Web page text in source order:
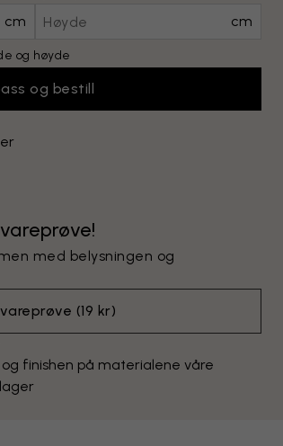
cm
cm
og høyde
og bestill
med belysningen og
(19 kr)
finishen på materialene våre